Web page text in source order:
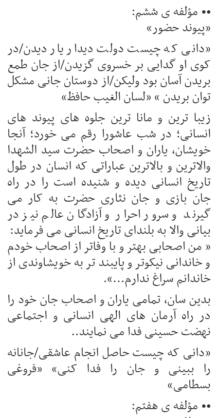
•• مؤلفه ی ششم:
«پیوند حضور»
«دانی که چیست دولت دیدار یار دیدن/در
کوی او گدایی بر خسروی گزیدن/از جان طمع
بریدن آسان بود ولیکن/از دوستان جانی مشکل
توان بریدن » «لسان الغیب حافظ»
زیبا ترین و مانا ترین جلوه های پیوند های
انسانی؛ در شب عاشورا رقم می خورد؛ آنجا
خویشان، یاران و اصحاب حضرت سید الشهدا
والاترین و بالاترین عباراتی که انسان در طول
تاریخ انسانی دیده و شنیده است را در راه
جان بازی و جان نثاری حضرت به کار می
گیرند و سرور احرار و آزادگان عالم نیز در
بیانی والا به بلندای تاریخ انسانی می فرماید:
« من اصحابی بهتر و با وفاتر از اصحاب خودم
و خاندانی نیکوتر و پایبند تر به خویشاوندی از
خاندانم سراغ ندارم…».
بدین سان، تمامی یاران و اصحاب جان خود را
در راه آرمان های الهی انسانی و اجتماعی
نهضت حسینی فدا می نمایند..
«دانی که چیست حاصل انجام عاشقی/جانانه
را ببینی و جان را فدا کنی» «فروغی
بسطامی»
•• مؤلفه ی هفتم: